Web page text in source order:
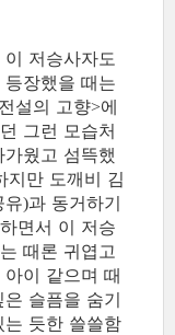
이 저승사자도
등장했을 때는
전설의 고향>에
그런 모습처
가웠고 섬뜩했
지만 도깨비 김
유)과 동거하기
면서 이 저승
때론 귀엽고
아이 같으며 때
은 슬픔을 숨기
는 듯한 쓸쓸함